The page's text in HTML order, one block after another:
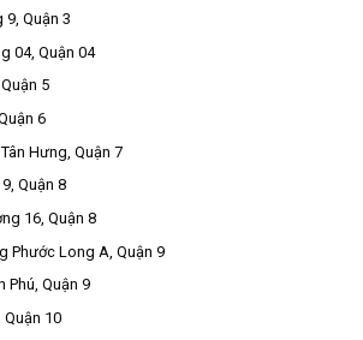
9, Quận 3
04, Quận 04
5
6
Hưng, Quận 7
Quận 8
16, Quận 8
Phước Long A, Quận 9
Phú, Quận 9
Quận 10